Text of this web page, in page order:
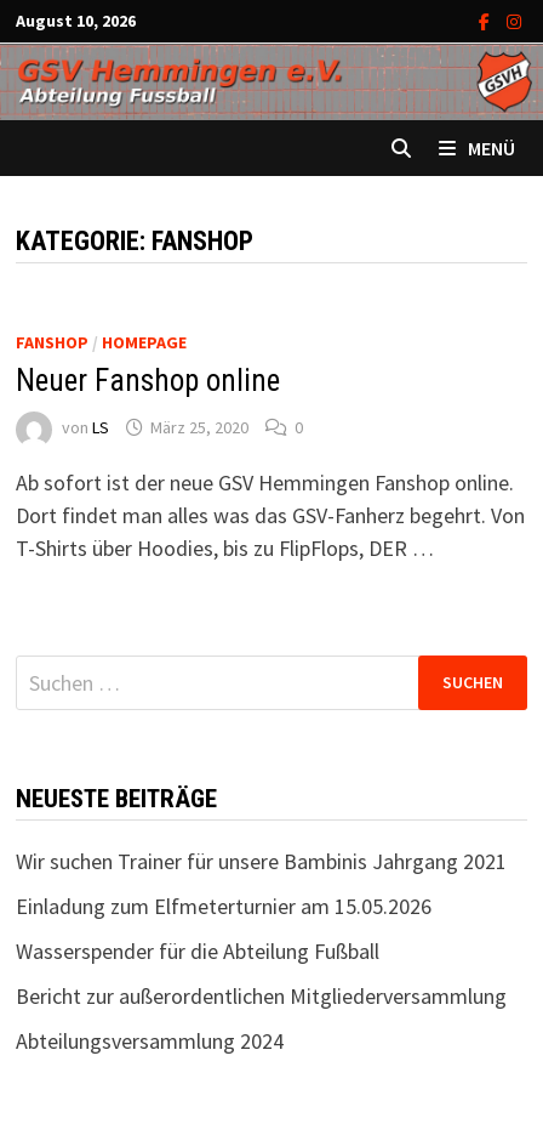
Zum
Inhalt
springen
August 10, 2026
MENÜ
KATEGORIE: FANSHOP
FANSHOP / HOMEPAGE
Neuer Fanshop online
von LS März 25, 2020 0
Ab sofort ist der neue GSV Hemmingen Fanshop online.
Dort findet man alles was das GSV-Fanherz begehrt. Von
T-Shirts über Hoodies, bis zu FlipFlops, DER …
Suchen
nach:
NEUESTE BEITRÄGE
Wir suchen Trainer für unsere Bambinis Jahrgang 2021
Einladung zum Elfmeterturnier am 15.05.2026
Wasserspender für die Abteilung Fußball
Bericht zur außerordentlichen Mitgliederversammlung
Abteilungsversammlung 2024